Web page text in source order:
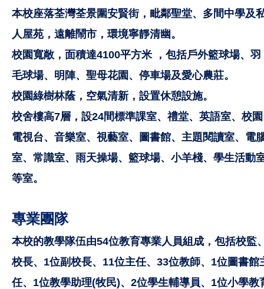
本校座落荃灣荃景圍安賢街，毗鄰聖堂、多間中學及
人屋苑，遠離鬧市，環境寧靜清幽。
校園寬敞，面積達4100平方米 ，包括戶外籃球場、羽
毛球場、明陣、聖母花園、停車場及愛心農莊。
校園綠樹林蔭，空氣清新，設置休憩設施。
校舍樓高7層，設24間標準課室、禮堂、英語室、校園
電視台、 音樂室、視藝室、圖書館、主題閱讀室、電
室、常識室、雨天操場、籃球場、小羊棧、學生活動
等室。
專業團隊
本校的教學隊伍由54位教育專業人員組成，包括校監
校長、1位副校長、11位主任、33位教師、1位圖書館
任、1位教學助理(牧民)、2位學生輔導員、1位小學教